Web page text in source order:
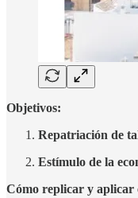
Objetivos:
Repatriación de
Estímulo de la
Cómo replicar y aplicar